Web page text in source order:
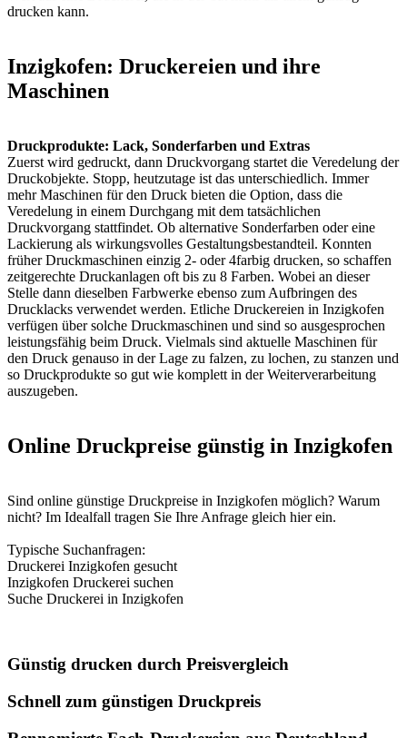
drucken kann.
Inzigkofen: Druckereien und ihre
Maschinen
Druckprodukte: Lack, Sonderfarben und Extras
Zuerst wird gedruckt, dann Druckvorgang startet die Veredelung der
Druckobjekte. Stopp, heutzutage ist das unterschiedlich. Immer
mehr Maschinen für den Druck bieten die Option, dass die
Veredelung in einem Durchgang mit dem tatsächlichen
Druckvorgang stattfindet. Ob alternative Sonderfarben oder eine
Lackierung als wirkungsvolles Gestaltungsbestandteil. Konnten
früher Druckmaschinen einzig 2- oder 4farbig drucken, so schaffen
zeitgerechte Druckanlagen oft bis zu 8 Farben. Wobei an dieser
Stelle dann dieselben Farbwerke ebenso zum Aufbringen des
Drucklacks verwendet werden. Etliche Druckereien in Inzigkofen
verfügen über solche Druckmaschinen und sind so ausgesprochen
leistungsfähig beim Druck. Vielmals sind aktuelle Maschinen für
den Druck genauso in der Lage zu falzen, zu lochen, zu stanzen und
so Druckprodukte so gut wie komplett in der Weiterverarbeitung
auszugeben.
Online Druckpreise günstig in Inzigkofen
Sind online günstige Druckpreise in Inzigkofen möglich? Warum
nicht? Im Idealfall tragen Sie Ihre Anfrage gleich hier ein.
Typische Suchanfragen:
Druckerei Inzigkofen gesucht
Inzigkofen Druckerei suchen
Suche Druckerei in Inzigkofen
Günstig drucken durch Preisvergleich
Schnell zum günstigen Druckpreis